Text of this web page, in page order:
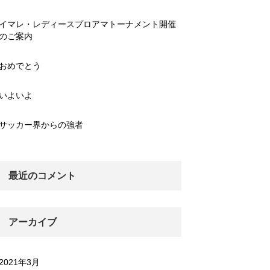
イマレ・レディースプロアマトーナメント開催
ご案内
おめでとう
いよいよ
ッカー界からの強者
最近のコメント
アーカイブ
2021年3月